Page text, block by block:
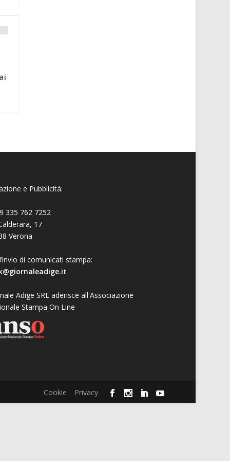
e Pubblicità:
335 762 7252
17
Verona
di comunicati stampa:
Adige SRL aderisce all'Associazione
Stampa On Line
Cookie Privacy